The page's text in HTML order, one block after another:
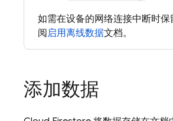
如需在设备的网络连接中断时保
阅启用离线数据文档。
添加数据